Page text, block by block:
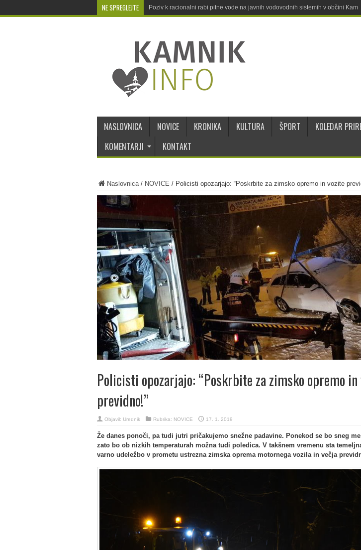
NE SPREGLEJTE Poziv k racionalni rabi pitne vode na javnih vodovodnih sistemih v občini
NASLOVNICA NOVICE KRONIKA KULTURA ŠPORT KOLEDAR
KOMENTARJI
KONTAKT
Naslovnica/ NOVICE / Policisti opozarjajo: “Poskrbite za zimsko opremo in vozite
Policisti opozarjajo: “Poskrbite za zimsko opremo
previdno!”
Objavil: Urednik Rubrika: NOVICE 17. 1. 2019
Že danes ponoči, pa tudi jutri pričakujemo snežne padavine. Ponekod se bo sneg
zato bo ob nizkih temperaturah možna tudi poledica. V takšnem vremenu sta
varno udeležbo v prometu ustrezna zimska oprema motornega vozila in večja